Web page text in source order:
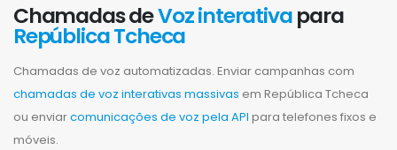
Chamadas deVoz interativapara
República Tcheca
Chamadas de voz automatizadas. Enviar campanhas com
chamadas de voz interativas massivas em República Tcheca
ou enviarcomunicações de voz pela API para telefones fixos e
móveis.